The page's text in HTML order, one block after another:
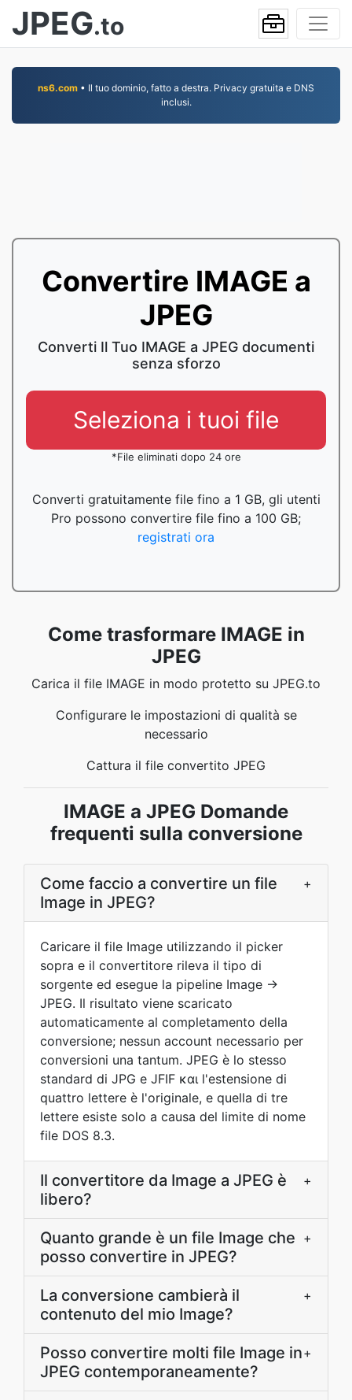
JPEG.to
ns6.com • Il tuo dominio, fatto a destra. Privacy gratuita e DNS
inclusi.
Convertire IMAGE a
JPEG
Converti Il Tuo IMAGE a JPEG documenti
senza sforzo
Seleziona i tuoi file
*File eliminati dopo 24 ore
Converti gratuitamente file fino a 1 GB, gli utenti
Pro possono convertire file fino a 100 GB;
registrati ora
Come trasformare IMAGE in
JPEG
Carica il file IMAGE in modo protetto su JPEG.to
Configurare le impostazioni di qualità se
necessario
Cattura il file convertito JPEG
IMAGE a JPEG Domande
frequenti sulla conversione
Come faccio a convertire un file
Image in JPEG?
+
Caricare il file Image utilizzando il picker
sopra e il convertitore rileva il tipo di
sorgente ed esegue la pipeline Image →
JPEG. Il risultato viene scaricato
automaticamente al completamento della
conversione; nessun account necessario per
conversioni una tantum. JPEG è lo stesso
standard di JPG e JFIF και l'estensione di
quattro lettere è l'originale, e quella di tre
lettere esiste solo a causa del limite di nome
file DOS 8.3.
Il convertitore da Image a JPEG è
libero?
+
Quanto grande è un file Image che
posso convertire in JPEG?
+
La conversione cambierà il
contenuto del mio Image?
+
Posso convertire molti file Image in
JPEG contemporaneamente?
+